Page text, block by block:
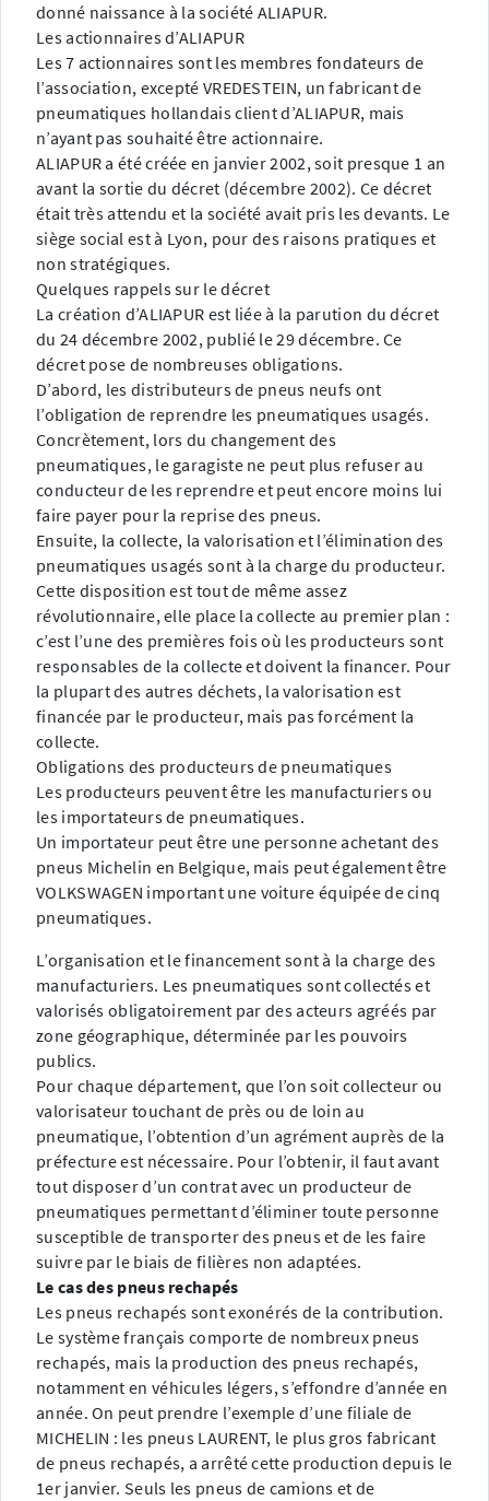
donné naissance à la société ALIAPUR.
Les actionnaires d’ALIAPUR
Les 7 actionnaires sont les membres fondateurs de
l’association, excepté VREDESTEIN, un fabricant de
pneumatiques hollandais client d’ALIAPUR, mais
n’ayant pas souhaité être actionnaire.
ALIAPUR a été créée en janvier 2002, soit presque 1 an
avant la sortie du décret (décembre 2002). Ce décret
était très attendu et la société avait pris les devants. Le
siège social est à Lyon, pour des raisons pratiques et
non stratégiques.
Quelques rappels sur le décret
La création d’ALIAPUR est liée à la parution du décret
du 24 décembre 2002, publié le 29 décembre. Ce
décret pose de nombreuses obligations.
D’abord, les distributeurs de pneus neufs ont
l’obligation de reprendre les pneumatiques usagés.
Concrètement, lors du changement des
pneumatiques, le garagiste ne peut plus refuser au
conducteur de les reprendre et peut encore moins lui
faire payer pour la reprise des pneus.
Ensuite, la collecte, la valorisation et l’élimination des
pneumatiques usagés sont à la charge du producteur.
Cette disposition est tout de même assez
révolutionnaire, elle place la collecte au premier plan :
c’est l’une des premières fois où les producteurs sont
responsables de la collecte et doivent la financer. Pour
la plupart des autres déchets, la valorisation est
financée par le producteur, mais pas forcément la
collecte.
Obligations des producteurs de pneumatiques
Les producteurs peuvent être les manufacturiers ou
les importateurs de pneumatiques.
Un importateur peut être une personne achetant des
pneus Michelin en Belgique, mais peut également être
VOLKSWAGEN important une voiture équipée de cinq
pneumatiques.
L’organisation et le financement sont à la charge des
manufacturiers. Les pneumatiques sont collectés et
valorisés obligatoirement par des acteurs agréés par
zone géographique, déterminée par les pouvoirs
publics.
Pour chaque département, que l’on soit collecteur ou
valorisateur touchant de près ou de loin au
pneumatique, l’obtention d’un agrément auprès de la
préfecture est nécessaire. Pour l’obtenir, il faut avant
tout disposer d’un contrat avec un producteur de
pneumatiques permettant d’éliminer toute personne
susceptible de transporter des pneus et de les faire
suivre par le biais de filières non adaptées.
Le cas des pneus rechapés
Les pneus rechapés sont exonérés de la contribution.
Le système français comporte de nombreux pneus
rechapés, mais la production des pneus rechapés,
notamment en véhicules légers, s’effondre d’année en
année. On peut prendre l’exemple d’une filiale de
MICHELIN : les pneus LAURENT, le plus gros fabricant
de pneus rechapés, a arrêté cette production depuis le
1er janvier. Seuls les pneus de camions et de